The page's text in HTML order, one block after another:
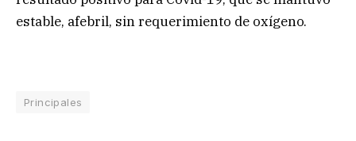
estable, afebril, sin requerimiento de oxígeno.
Principales